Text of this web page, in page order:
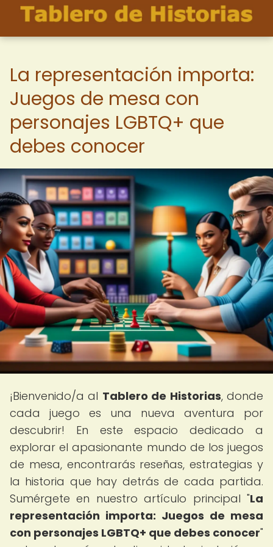
La representación importa:
Juegos de mesa con
personajes LGBTQ+ que
debes conocer
¡Bienvenido/a al Tablero de Historias, donde
cada juego es una nueva aventura por
descubrir! En este espacio dedicado a
explorar el apasionante mundo de los juegos
de mesa, encontrarás reseñas, estrategias y
la historia que hay detrás de cada partida.
Sumérgete en nuestro artículo principal "La
representación importa: Juegos de mesa
con personajes LGBTQ+ que debes conocer"